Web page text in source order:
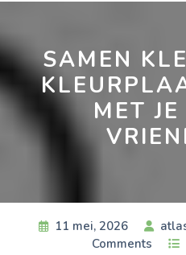
SAMEN
MET
11 mei, 2026
Comments